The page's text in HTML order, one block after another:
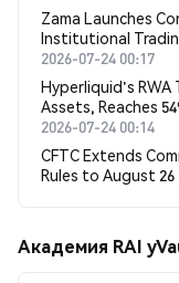
Zama Launches
Institutional
2026-07-24 00:17
Hyperliquid's RWA
Assets, Reaches
2026-07-24 00:14
CFTC Extends
Rules to August 26
Академия RAI